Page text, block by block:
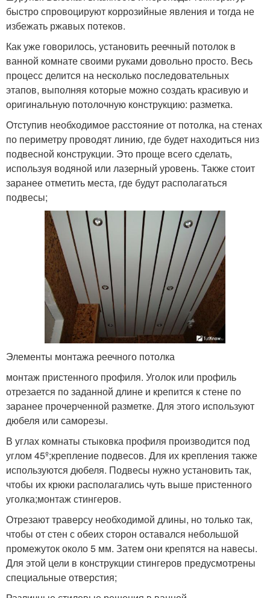
быстро спровоцируют коррозийные явления и тогда не
избежать ржавых потеков.
Как уже говорилось, установить реечный потолок в
ванной комнате своими руками довольно просто. Весь
процесс делится на несколько последовательных
этапов, выполняя которые можно создать красивую и
оригинальную потолочную конструкцию: разметка.
Отступив необходимое расстояние от потолка, на стенах
по периметру проводят линию, где будет находиться низ
подвесной конструкции. Это проще всего сделать,
используя водяной или лазерный уровень. Также стоит
заранее отметить места, где будут располагаться
подвесы;
Элементы монтажа реечного потолка
монтаж пристенного профиля. Уголок или профиль
отрезается по заданной длине и крепится к стене по
заранее прочерченной разметке. Для этого используют
дюбеля или саморезы.
В углах комнаты стыковка профиля производится под
углом 45º;крепление подвесов. Для их крепления также
используются дюбеля. Подвесы нужно установить так,
чтобы их крюки располагались чуть выше пристенного
уголка;монтаж стингеров.
Отрезают траверсу необходимой длины, но только так,
чтобы от стен с обеих сторон оставался небольшой
промежуток около 5 мм. Затем они крепятся на навесы.
Для этой цели в конструкции стингеров предусмотрены
специальные отверстия;